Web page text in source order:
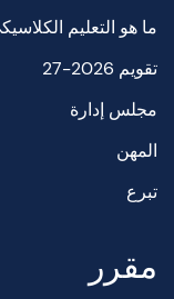
ما هو التعليم
تقويم 2026-27
مجلس إدارة
المهن
تبرع
مقرر